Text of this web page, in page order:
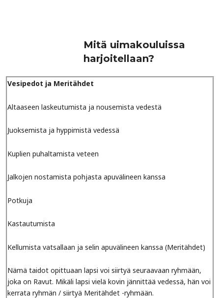
Mitä uimakouluissa
harjoitellaan?
Vesipedot ja Meritähdet
Altaaseen laskeutumista ja nousemista vedestä
Juoksemista ja hyppimistä vedessä
Kuplien puhaltamista veteen
Jalkojen nostamista pohjasta apuvälineen kanssa
Potkuja
Kastautumista
Kellumista vatsallaan ja selin apuvälineen kanssa (Meritähdet)
Nämä taidot opittuaan lapsi voi siirtyä seuraavaan ryhmään,
joka on Ravut. Mikäli lapsi vielä kovin jännittää vedessä, hän voi
kerrata ryhmän / siirtyä Meritähdet -ryhmään.